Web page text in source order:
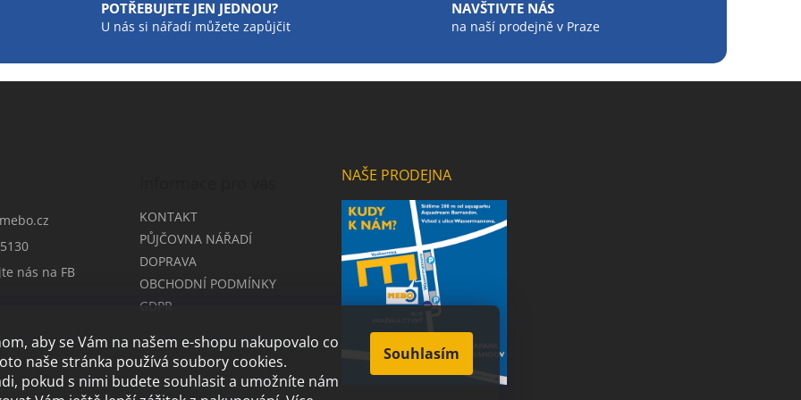
aby se Vám na našem e-shopu nakupovalo co
naše stránka používá soubory cookies.
pokud s nimi budete souhlasit a umožníte nám
Souhlasím
POTŘEBUJETE JEN JEDNOU?
U nás si nářadí můžete zapůjčit
NAVŠTIVTE NÁS
na naší prodejně v Praze
mebo.cz
nás na FB
KONTAKT
PŮJČOVNA NÁŘADÍ
DOPRAVA
OBCHODNÍ PODMÍNKY
GDPR
NAŠE PRODEJNA